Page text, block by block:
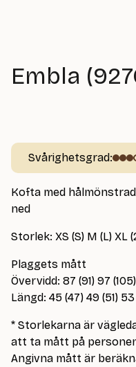
Embla
Svårighetsgrad:
Kofta med
ned
Storlek: XS (S) M (L) XL
Plaggets mått
Övervidd: 87 (91) 97 (105)
Längd: 45 (47) 49 (51)
* Storlekarna är
att ta mått på
Angivna mått är